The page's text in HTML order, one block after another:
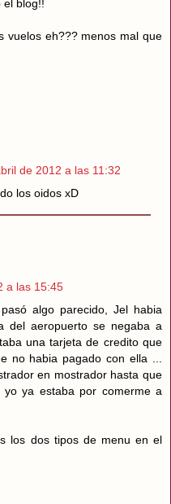
el blog!!
vuelos eh??? menos mal que
de 2012 a las 11:32
los oidos xD
a las 15:45
algo parecido, Jel habia
del aeropuerto se negaba a
una tarjeta de credito que
no habia pagado con ella ...
en mostrador hasta que
yo ya estaba por comerme a
los dos tipos de menu en el